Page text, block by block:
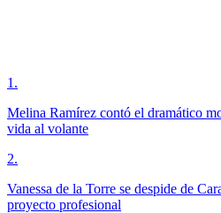
1 .
Melina Ramírez contó el dramático
vida al volante
2.
Vanessa de la Torre se despide de
proyecto profesional